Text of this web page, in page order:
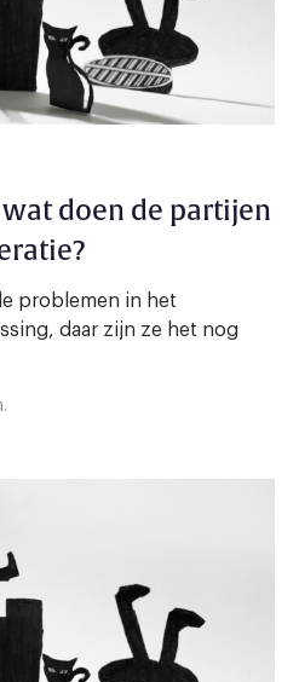
doen de partijen
problemen in het
daar zijn ze het nog